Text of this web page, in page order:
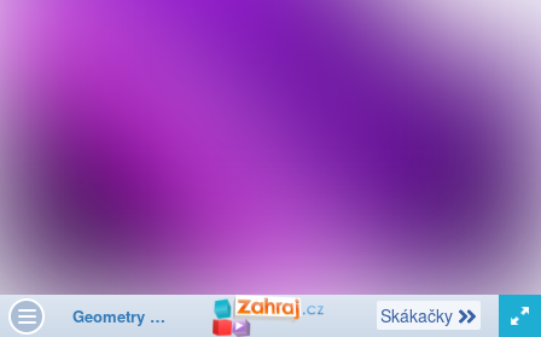
Toggle
Geometry Dash Wave Další
Skákačky